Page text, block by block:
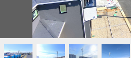
千葉本店 松戸支店 成田支店
神奈川支店
沖縄支店
現地販売会情報